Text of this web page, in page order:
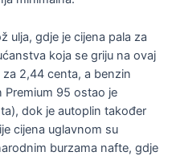
ulja, gdje je cijena pala za
koja se griju na ovaj
2,44 centa, a benzin
Premium 95 ostao je
dok je autoplin također
cijena uglavnom su
burzama nafte, gdje